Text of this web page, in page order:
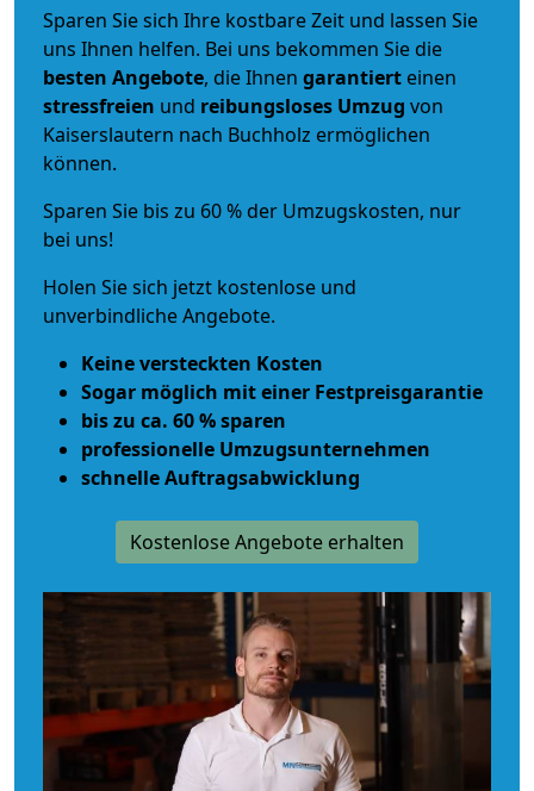
Sparen Sie sich Ihre kostbare Zeit und lassen Sie
uns Ihnen helfen. Bei uns bekommen Sie die
besten Angebote, die Ihnen garantiert einen
stressfreien und reibungsloses Umzug von
Kaiserslautern nach Buchholz ermöglichen
können.
Sparen Sie bis zu 60 % der Umzugskosten, nur
bei uns!
Holen Sie sich jetzt kostenlose und
unverbindliche Angebote.
Keine versteckten Kosten
Sogar möglich mit einer Festpreisgarantie
bis zu ca. 60 % sparen
professionelle Umzugsunternehmen
schnelle Auftragsabwicklung
Kostenlose Angebote erhalten